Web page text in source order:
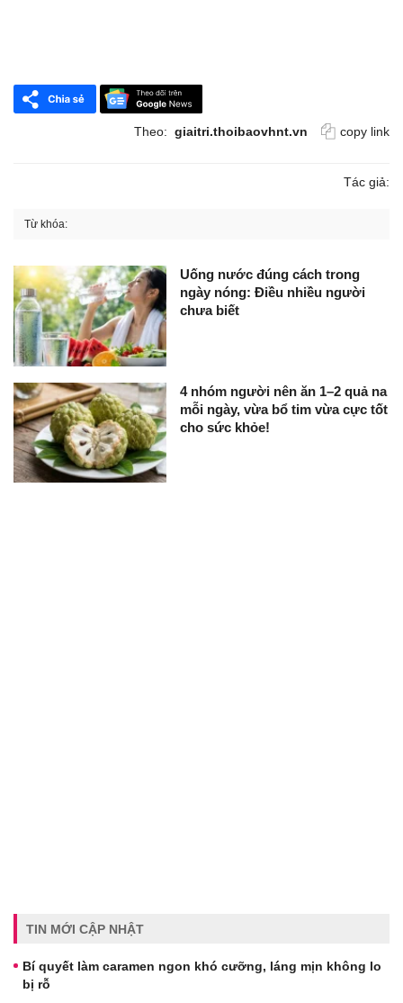
Theo: giaitri.thoibaovhnt.vn copy link
Tác giả:
Từ khóa:
Uống nước đúng cách trong
ngày nóng: Điều nhiều người
chưa biết
4 nhóm người nên ăn 1–2 quả na
mỗi ngày, vừa bổ tim vừa cực tốt
cho sức khỏe!
TIN MỚI CẬP NHẬT
Bí quyết làm caramen ngon khó cưỡng, láng mịn không lo
bị rỗ